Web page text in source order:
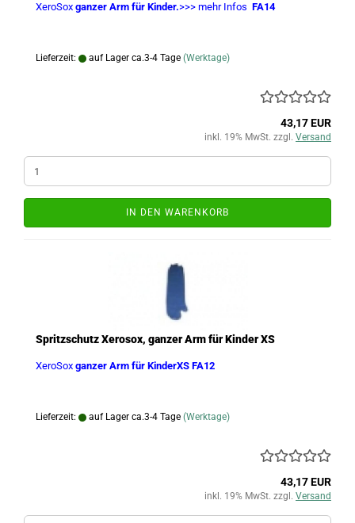
XeroSox ganzer Arm für Kinder.>>> mehr Infos FA14
Lieferzeit: auf Lager ca.3-4 Tage (Werktage)
43,17 EUR
inkl. 19% MwSt. zzgl. Versand
IN DEN WARENKORB
Spritzschutz Xerosox, ganzer Arm für Kinder XS
XeroSox ganzer Arm für KinderXS FA12
Lieferzeit: auf Lager ca.3-4 Tage (Werktage)
43,17 EUR
inkl. 19% MwSt. zzgl. Versand